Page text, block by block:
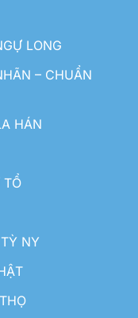
LONG
– CHUẨN
HÁN
TỔ
NY